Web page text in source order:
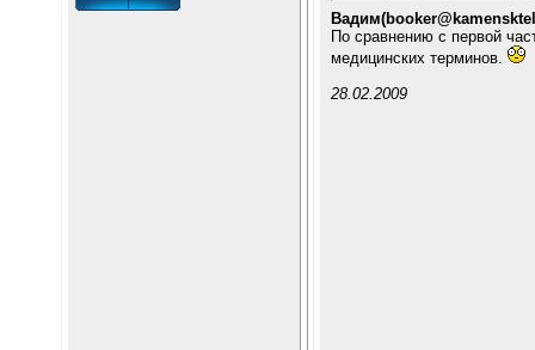
По сравнению с первой
медицинских терминов.
28.02.2009